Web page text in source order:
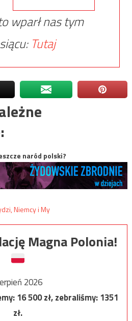
wparł nas tym
Tutaj
naród polski?
Magna Polonia!
2026
16 500zł, zebraliśmy:1351
zł.